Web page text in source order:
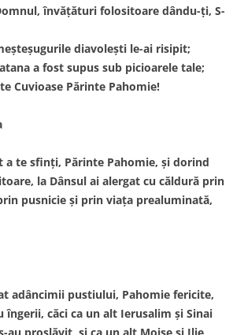
învăţături folositoare dându-ţi, S-
diavoleşti le-ai risipit;
a fost supus sub picioarele tale;
Cuvioase Părinte Pahomie!
a te sfinţi, Părinte Pahomie, şi dorind
la Dânsul ai alergat cu căldură prin
pusnicie şi prin viaţa prealuminată,
adâncimii pustiului, Pahomie fericite,
îngerii, căci ca un alt Ierusalim şi Sinai